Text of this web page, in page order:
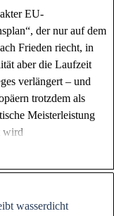
EU-
der nur auf dem
Frieden riecht, in
aber die Laufzeit
verlängert – und
trotzdem als
Meisterleistung
wird
wasserdicht